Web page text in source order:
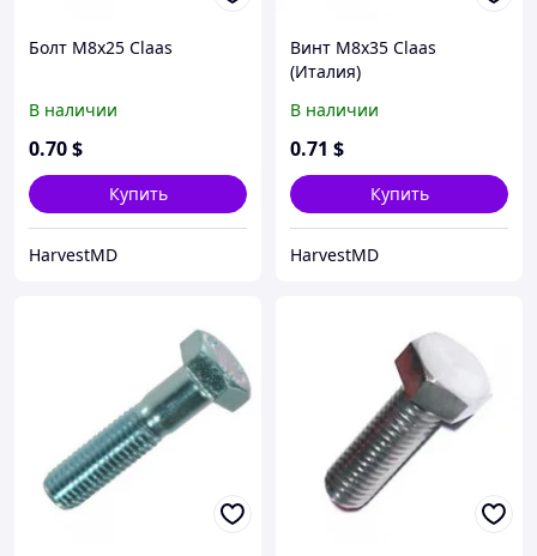
Болт M8x25 Claas
В наличии
0.70$
Купить
HarvestMD
Винт М8х35 Claas
(Италия)
В наличии
0.71 $
Купить
HarvestMD